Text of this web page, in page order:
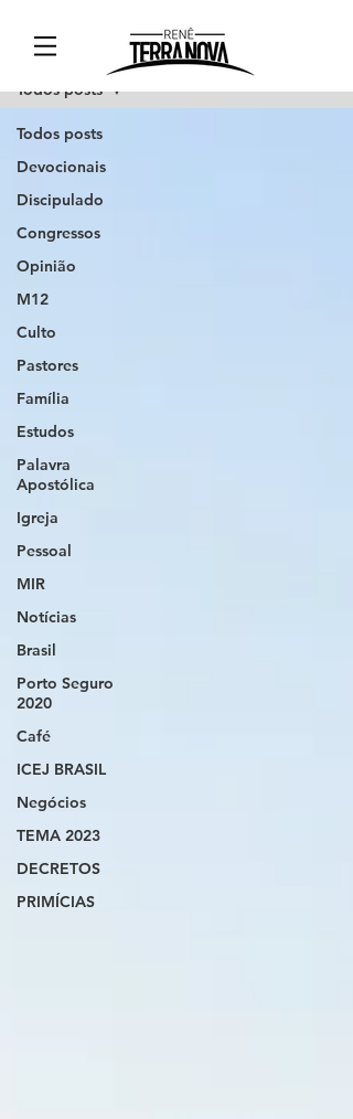
Todos posts
Devocionais
Discipulado
Congressos
Opinião
M12
Culto
Pastores
Família
Estudos
Palavra
Apostólica
Igreja
Pessoal
MIR
Notícias
Brasil
Porto Seguro
2020
Café
ICEJ BRASIL
Negócios
TEMA 2023
DECRETOS
PRIMÍCIAS
Todos posts